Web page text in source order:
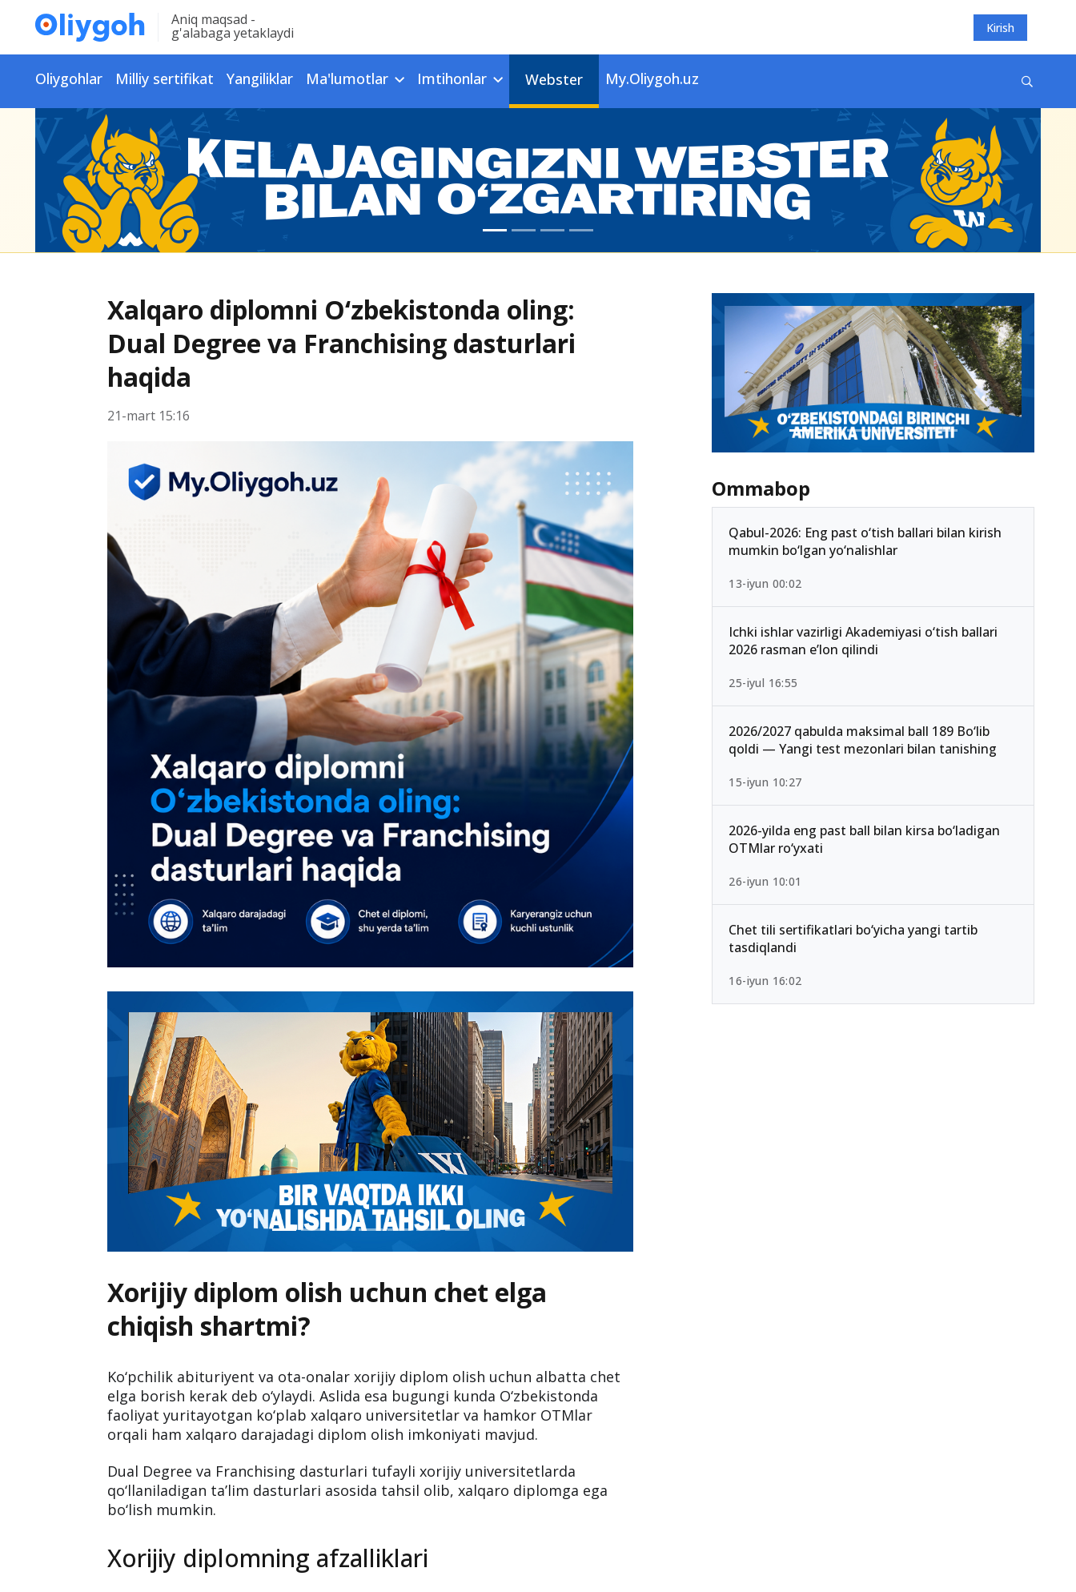
Aniq maqsad -
g'alabaga yetaklaydi Kirish
Oliygohlar Milliy sertifikat Yangiliklar Ma'lumotlar Imtihonlar Webster My.Oliygoh.uz
Xalqaro diplomni O‘zbekistonda oling:
Dual Degree va Franchising dasturlari
haqida
21-mart 15:16
Xorijiy diplom olish uchun chet elga
chiqish shartmi?
Ko‘pchilik abituriyent va ota-onalar xorijiy diplom olish uchun albatta chet
elga borish kerak deb o‘ylaydi. Aslida esa bugungi kunda O‘zbekistonda
faoliyat yuritayotgan ko‘plab xalqaro universitetlar va hamkor OTMlar
orqali ham xalqaro darajadagi diplom olish imkoniyati mavjud.
Dual Degree va Franchising dasturlari tufayli xorijiy universitetlarda
qo‘llaniladigan ta’lim dasturlari asosida tahsil olib, xalqaro diplomga ega
bo‘lish mumkin.
Xorijiy diplomning afzalliklari
Ommabop
Qabul-2026: Eng past o‘tish ballari bilan kirish
mumkin bo‘lgan yo‘nalishlar
13-iyun 00:02
Ichki ishlar vazirligi Akademiyasi o‘tish ballari
2026 rasman e’lon qilindi
25-iyul 16:55
2026/2027 qabulda maksimal ball 189 Bo‘lib
qoldi — Yangi test mezonlari bilan tanishing
15-iyun 10:27
2026-yilda eng past ball bilan kirsa bo‘ladigan
OTMlar ro‘yxati
26-iyun 10:01
Chet tili sertifikatlari bo‘yicha yangi tartib
tasdiqlandi
16-iyun 16:02